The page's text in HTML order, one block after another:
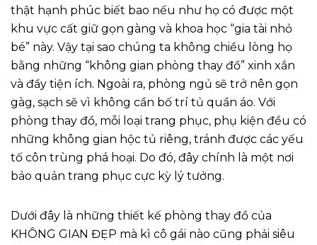
thật hạnh phúc biết bao nếu như họ có được một
khu vực cất giữ gọn gàng và khoa học “gia tài nhỏ
bé” này. Vậy tại sao chúng ta không chiều lòng họ
bằng những “không gian phòng thay đồ” xinh xắn
và đầy tiện ích. Ngoài ra, phòng ngủ sẽ trở nên gọn
gàg, sạch sẽ vì không cần bố trí tủ quần áo. Với
phòng thay đồ, mỗi loại trang phục, phụ kiện đều có
những không gian hộc tủ riêng, tránh được các yếu
tố côn trùng phá hoại. Do đó, đây chính là một nơi
bảo quản trang phục cực kỳ lý tưởng.
Dưới đây là những thiết kế phòng thay đồ của
KHÔNG GIAN ĐẸP mà kì cô gái nào cũng phải siêu